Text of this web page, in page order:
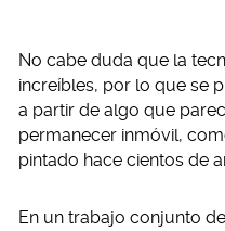
No cabe duda que la
increíbles, por lo que se
a partir de algo que
permanecer inmóvil,
pintado hace cientos de
En un trabajo conjunto